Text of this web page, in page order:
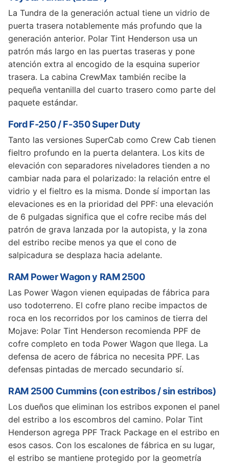
La Tundra de la generación actual tiene un vidrio de
puerta trasera notablemente más profundo que la
generación anterior. Polar Tint Henderson usa un
patrón más largo en las puertas traseras y pone
atención extra al encogido de la esquina superior
trasera. La cabina CrewMax también recibe la
pequeña ventanilla del cuarto trasero como parte del
paquete estándar.
Ford F-250 / F-350 Super Duty
Tanto las versiones SuperCab como Crew Cab tienen
fieltro profundo en la puerta delantera. Los kits de
elevación con separadores niveladores tienden a no
cambiar nada para el polarizado: la relación entre el
vidrio y el fieltro es la misma. Donde sí importan las
elevaciones es en la prioridad del PPF: una elevación
de 6 pulgadas significa que el cofre recibe más del
patrón de grava lanzada por la autopista, y la zona
del estribo recibe menos ya que el cono de
salpicadura se desplaza hacia adelante.
RAM Power Wagon y RAM 2500
Las Power Wagon vienen equipadas de fábrica para
uso todoterreno. El cofre plano recibe impactos de
roca en los recorridos por los caminos de tierra del
Mojave: Polar Tint Henderson recomienda PPF de
cofre completo en toda Power Wagon que llega. La
defensa de acero de fábrica no necesita PPF. Las
defensas pintadas de mercado secundario sí.
RAM 2500 Cummins (con estribos / sin estribos)
Los dueños que eliminan los estribos exponen el panel
del estribo a los escombros del camino. Polar Tint
Henderson agrega PPF Track Package en el estribo en
esos casos. Con los escalones de fábrica en su lugar,
el estribo se mantiene protegido por la geometría